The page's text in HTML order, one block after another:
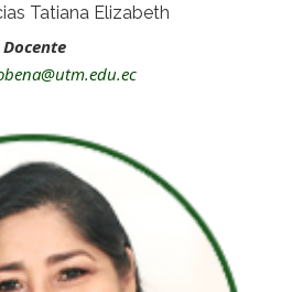
Tatiana Elizabeth
Docente